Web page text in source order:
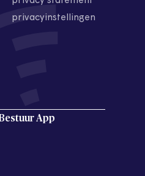
privacyinstellingen
App